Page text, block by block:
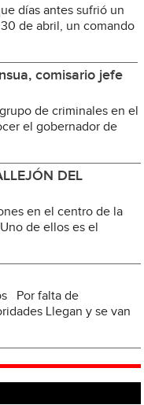
días antes sufrió un
de abril, un comando
comisario jefe
de criminales en el
el gobernador de
DEL
en el centro de la
de ellos es el
Por falta de
Llegan y se van